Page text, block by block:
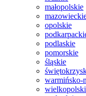
małopolskie
opolskie
podlaskie
pomorskie
śląskie
warmińsko-